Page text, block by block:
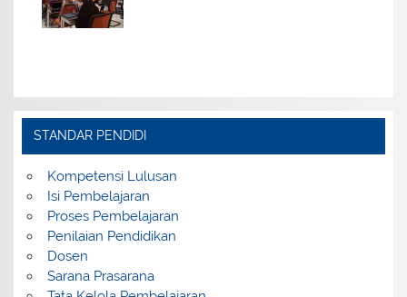
STANDAR PENDIDI
Kompetensi Lulusan
Isi Pembelajaran
Proses Pembelajaran
Penilaian Pendidikan
Dosen
Sarana Prasarana